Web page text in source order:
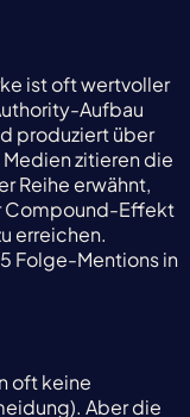
ist oft wertvoller
Aufbau
produziert über
zitieren die
Reihe erwähnt,
Compound-Effekt
erreichen.
Folge-Mentions in
oft keine
Aber die